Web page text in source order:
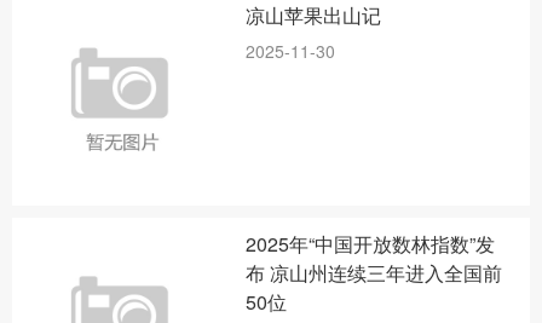
凉山苹果出山记
2025-11-30
2025年“中国开放数林指数”发
布 凉山州连续三年进入全国前
50位